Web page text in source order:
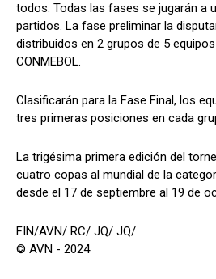
todos. Todas las fases se jugarán a
partidos. La fase preliminar la
distribuidos en 2 grupos de 5
CONMEBOL.
Clasificarán para la Fase Final, los
tres primeras posiciones en cada
La trigésima primera edición del
cuatro copas al mundial de la
desde el 17 de septiembre al 19 de
FIN/AVN/ RC/ JQ/ JQ/
© AVN - 2024